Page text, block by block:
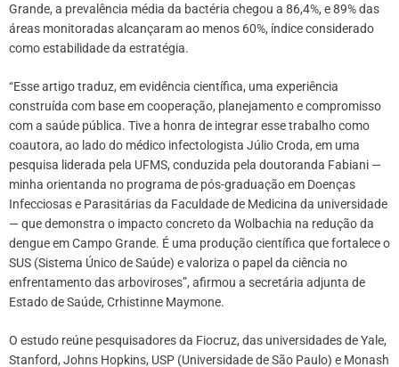
Grande, a prevalência média da bactéria chegou a 86,4%, e 89% das
áreas monitoradas alcançaram ao menos 60%, índice considerado
como estabilidade da estratégia.
“Esse artigo traduz, em evidência científica, uma experiência
construída com base em cooperação, planejamento e compromisso
com a saúde pública. Tive a honra de integrar esse trabalho como
coautora, ao lado do médico infectologista Júlio Croda, em uma
pesquisa liderada pela UFMS, conduzida pela doutoranda Fabiani —
minha orientanda no programa de pós-graduação em Doenças
Infecciosas e Parasitárias da Faculdade de Medicina da universidade
— que demonstra o impacto concreto da Wolbachia na redução da
dengue em Campo Grande. É uma produção científica que fortalece o
SUS (Sistema Único de Saúde) e valoriza o papel da ciência no
enfrentamento das arboviroses”, afirmou a secretária adjunta de
Estado de Saúde, Crhistinne Maymone.
O estudo reúne pesquisadores da Fiocruz, das universidades de Yale,
Stanford, Johns Hopkins, USP (Universidade de São Paulo) e Monash